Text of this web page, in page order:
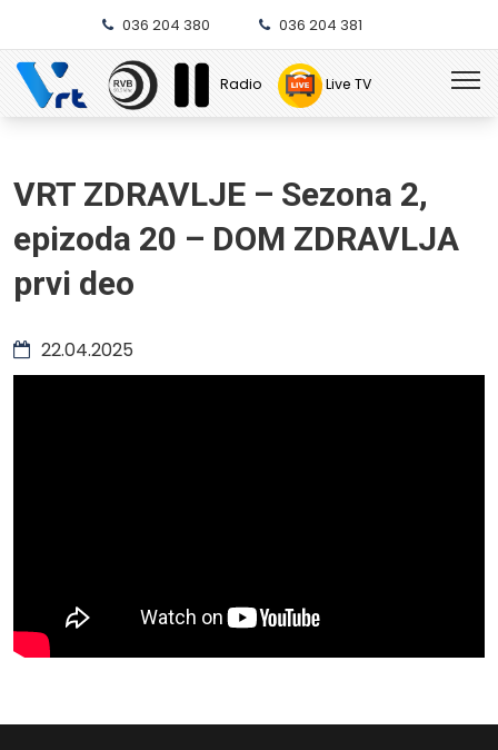
036 204 380 036 204 381
Radio Live TV
VRT ZDRAVLJE – Sezona 2,
epizoda 20 – DOM ZDRAVLJA
prvi deo
22.04.2025